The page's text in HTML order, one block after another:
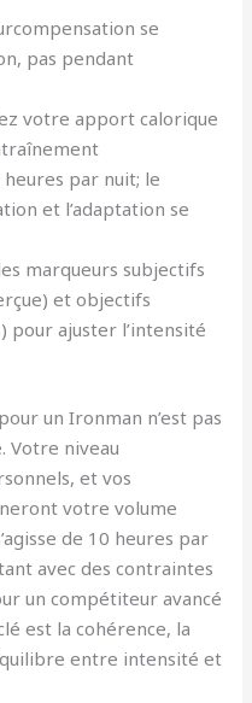
se
pas pendant
votre apport calorique
heures par nuit; le
et l’adaptation se
marqueurs subjectifs
et objectifs
pour ajuster l’intensité
un Ironman n’est pas
Votre niveau
et vos
votre volume
de 10 heures par
avec des contraintes
un compétiteur avancé
est la cohérence, la
entre intensité et